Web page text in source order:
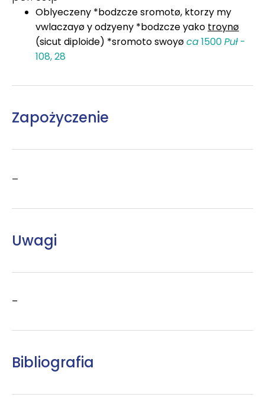
Oblyeczeny *bodzcze sromotø, ktorzy my
vwlaczayø y odzyeny *bodzcze yako troynø
(sicut diploide) *sromoto swoyøca1500Puł-
108, 28
Zapożyczenie
–
Uwagi
–
Bibliografia